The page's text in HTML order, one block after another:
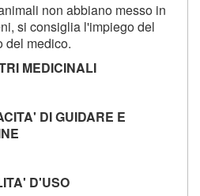
non abbiano messo in
si consiglia l'impiego del
del medico.
MEDICINALI
DI GUIDARE E
D'USO